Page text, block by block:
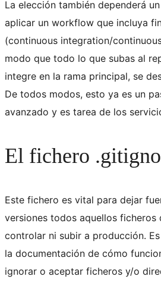
La elección también dependerá
aplicar un workflow que incluya
(continuous integration/
modo que todo lo que subas al
integre en la rama principal, se
De todos modos, esto ya es un
avanzado y es tarea de los
El fichero
Este fichero es vital para dejar
versiones todos aquellos ficheros
controlar ni subir a producción.
la documentación de cómo
ignorar o aceptar ficheros y/o